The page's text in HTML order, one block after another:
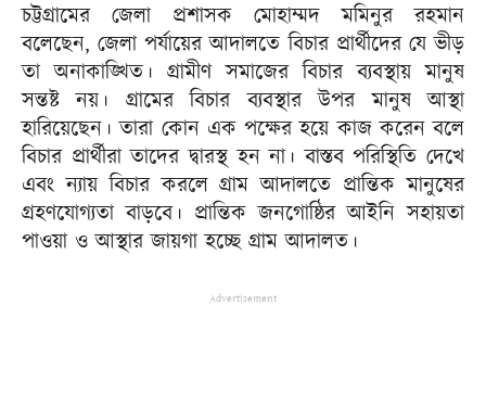
চট্টগ্রামের জেলা প্রশাসক মোহাম্মদ মমিনুর রহমান
বলেছেন, জেলা পর্যায়ের আদালতে বিচার প্রার্থীদের যে ভীড়
তা অনাকাঙ্খিত। গ্রামীণ সমাজের বিচার ব্যবস্থায় মানুষ
সন্তষ্ট নয়। গ্রামের বিচার ব্যবস্থার উপর মানুষ আস্থা
হারিয়েছেন। তারা কোন এক পক্ষের হয়ে কাজ করেন বলে
বিচার প্রার্থীরা তাদের দ্বারস্থ হন না। বাস্তব পরিস্থিতি দেখে
এবং ন্যায় বিচার করলে গ্রাম আদালতে প্রান্তিক মানুষের
গ্রহণযোগ্যতা বাড়বে। প্রান্তিক জনগোষ্ঠির আইনি সহায়তা
পাওয়া ও আস্থার জায়গা হচ্ছে গ্রাম আদালত।
Advertisement